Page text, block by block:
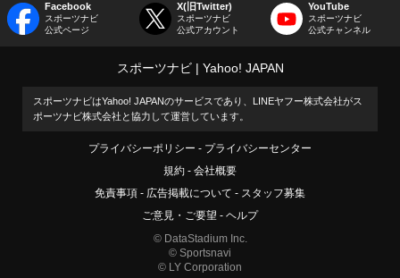
Facebook
スポーツナビ
公式ページ
X(旧Twitter)
スポーツナビ
公式アカウント
YouTube
スポーツナビ
公式チャンネル
スポーツナビ Yahoo! JAPAN
スポーツナビはYahoo! JAPANのサービスであり、LINEヤフー株式会社がス
ポーツナビ株式会社と協力して運営しています。
プライバシーポリシー
プライバシーセンター
規約
会社概要
免責事項
広告掲載について
スタッフ募集
ご意見・ご要望
ヘルプ
© DataStadium Inc.
© Sportsnavi
© LY Corporation